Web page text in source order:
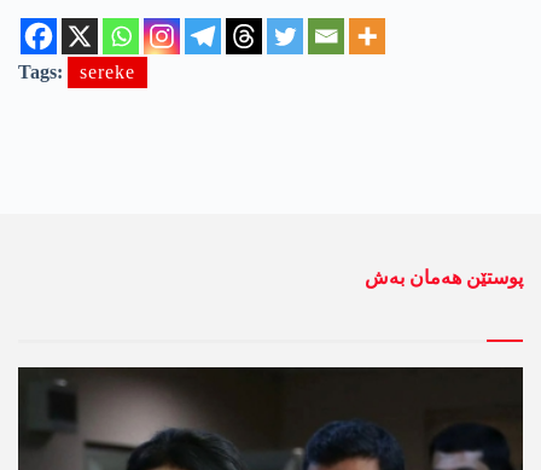
Tags: sereke
پوستێن ھەمان بەش